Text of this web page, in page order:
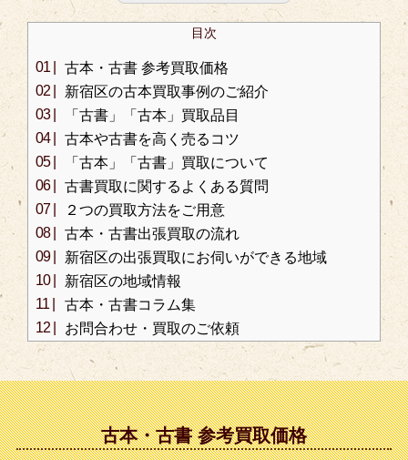
目次
古本・古書 参考買取価格
新宿区の古本買取事例のご紹介
「古書」「古本」買取品目
古本や古書を高く売るコツ
「古本」「古書」買取について
古書買取に関するよくある質問
２つの買取方法をご用意
古本・古書出張買取の流れ
新宿区の出張買取にお伺いができる地域
新宿区の地域情報
古本・古書コラム集
お問合わせ・買取のご依頼
古本・古書 参考買取価格